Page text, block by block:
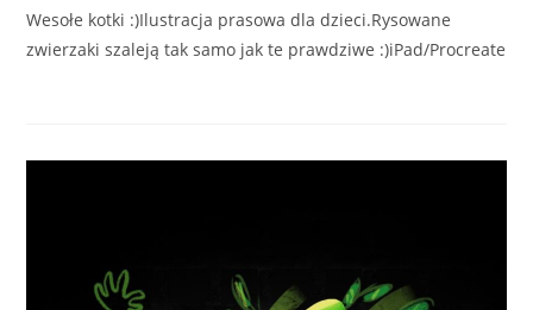
Wesołe kotki :)Ilustracja prasowa dla dzieci.Rysowane
zwierzaki szaleją tak samo jak te prawdziwe :)iPad/Procreate